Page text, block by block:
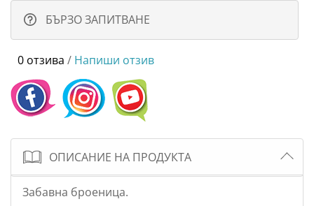
БЪРЗО ЗАПИТВАНЕ
0 отзива / Напиши отзив
ОПИСАНИЕ НА ПРОДУКТА
Забавна броеница.